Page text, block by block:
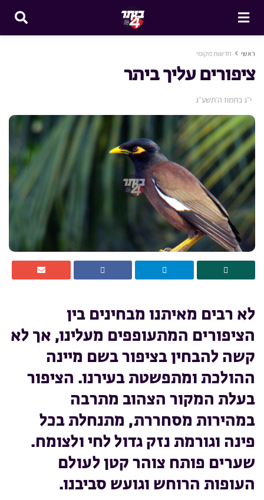
ראשי חדשות מקומי
ציפורים עליך ביתר
י״ג בתמוז ה׳תשע״ג
לא רבים מאיתנו מבחינים בין
הציפורים המתעופפים מעלינו, אך לא
קשה להבחין בציפור בשם מיינה
ההולכת ומתפשטת בעירנו. הציפור
בעלת המקור הצהוב מתרבה
במהירות מסחררת, מתנחלת בכל
פינה וגורמת נזק גדול לחי ולצומח.
שערים פותח צוהר קטן לעולם
העופות הרוחש וגועש סביבנו.